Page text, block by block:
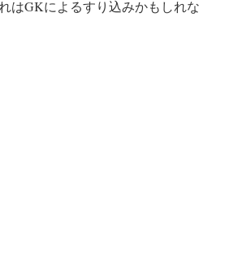
はGKによるすり込みかもしれな